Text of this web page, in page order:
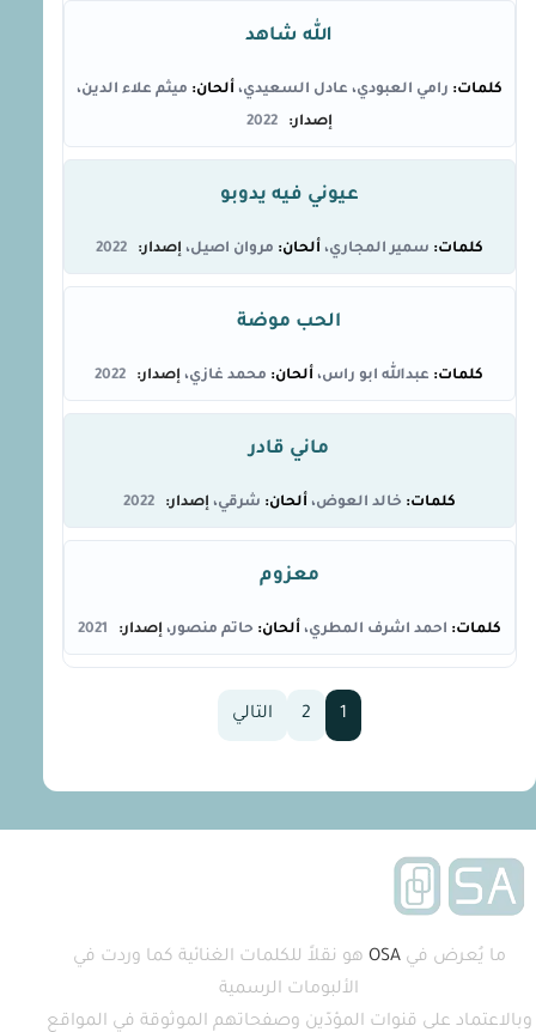
الله شاهد
رامي العبودي، عادل السعيدي
ميثم علاء الدين
2022
عيوني فيه يدوبو
سمير المجاري مروان اصيل 2022
الحب موضة
عبدالله ابو راس محمد غازي 2022
ماني قادر
خالد العوض شرقي 2022
معزوم
احمد اشرف المطري حاتم منصور 2021
1
2 التالي
ما يُعرض فيOSA هو نقلاً للكلمات الغنائية كما وردت في
الألبومات الرسمية
وبالاعتماد على قنوات المؤدّين وصفحاتهم الموثوقة في المواقع